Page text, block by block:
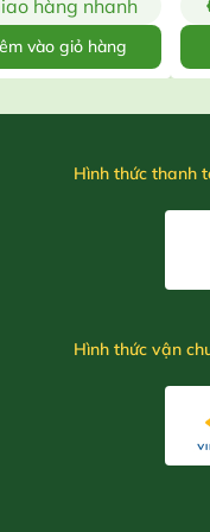
hàng nhanh
vào giỏ hàng
Hình thức thanh
Hình thức vận